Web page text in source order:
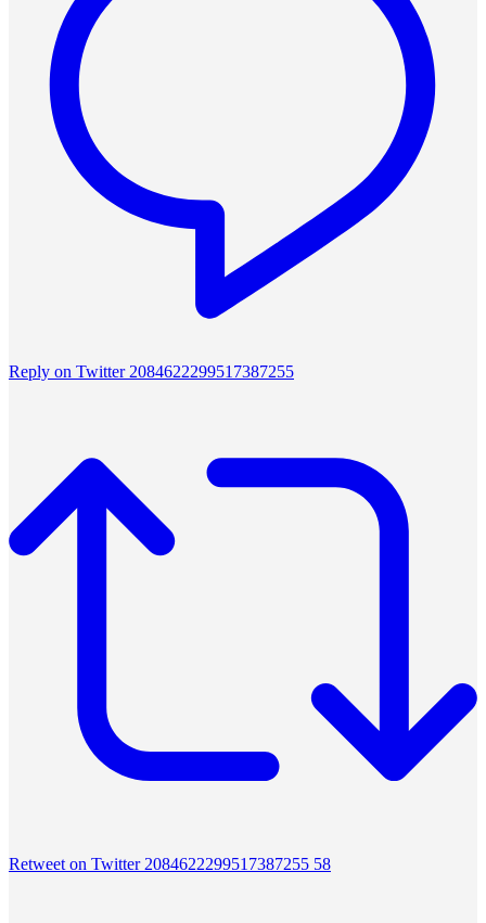
Reply on Twitter 2084622299517387255
Retweet on Twitter 2084622299517387255 58